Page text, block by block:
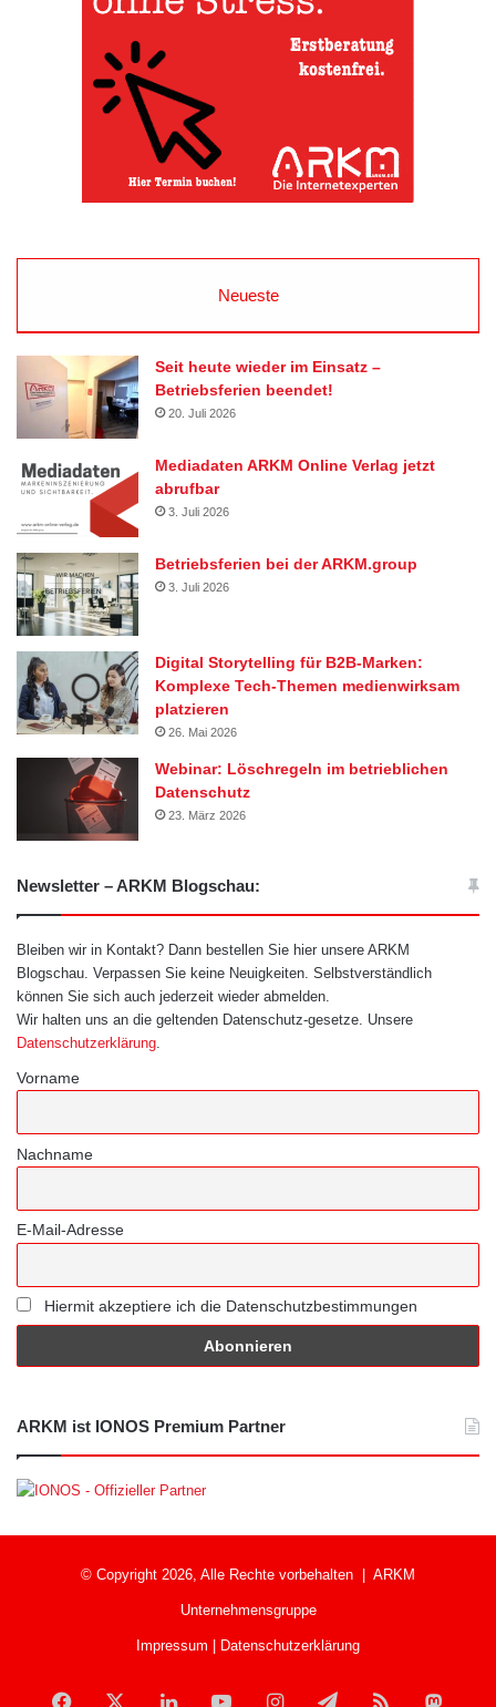
Neueste
Seit heute wieder im Einsatz –
Betriebsferien beendet!
20. Juli 2026
Mediadaten ARKM Online Verlag jetzt
abrufbar
3. Juli 2026
Betriebsferien bei der ARKM.group
3. Juli 2026
Digital Storytelling für B2B-Marken:
Komplexe Tech-Themen medienwirksam
platzieren
26. Mai 2026
Webinar: Löschregeln im betrieblichen
Datenschutz
23. März 2026
Newsletter – ARKM Blogschau:
Bleiben wir in Kontakt? Dann bestellen Sie hier unsere ARKM
Blogschau. Verpassen Sie keine Neuigkeiten. Selbstverständlich
können Sie sich auch jederzeit wieder abmelden.
Wir halten uns an die geltenden Datenschutz-gesetze. Unsere
Datenschutzerklärung
Vorname
Nachname
E-Mail-Adresse
Hiermit akzeptiere ich die Datenschutzbestimmungen
ARKM ist IONOS Premium Partner
© Copyright 2026, Alle Rechte vorbehalten | ARKM
Unternehmensgruppe
Impressum Datenschutzerklärung
Facebook LinkedInYouTubeInstagramTelegramRSS